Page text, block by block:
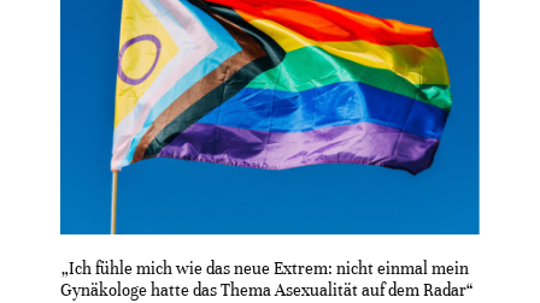
„Ich fühle mich wie das neue Extrem: nicht einmal mein
Gynäkologe hatte das Thema Asexualität auf dem Radar“